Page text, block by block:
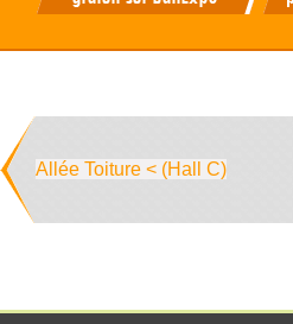
Allée Toiture < (Hall C)